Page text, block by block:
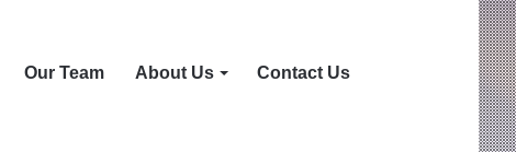
Our Team About Us Contact Us